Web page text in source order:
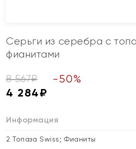
Серьги из серебра с
фианитами
8 567₽ -50%
4 284₽
Информация
2 Топаза Swiss; Фианиты